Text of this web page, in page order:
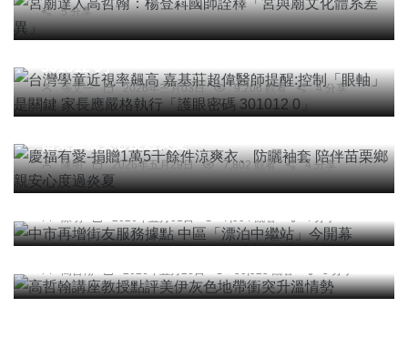
5 分享
台灣學童近視率飆高 嘉基莊超偉醫師提醒:控制
「眼軸」是關鍵 家長應嚴格執行「護眼密碼
張文一 2026年三月03日 9,206 觀看 4 分享
社會 綜合新聞 文教 科技新知
慶福有愛-捐贈1萬5千餘件涼爽衣、防曬袖套 陪伴
陳明 2026年五月29日 7,802 觀看 4 分享
社會 綜合新聞 健康
中市再增街友服務據點 中區「漂泊中繼站」今開幕
專欄
高哲翰講座教授點評美伊灰色地帶衝突升溫情勢
高哲翰 2026年五月28日 50,525 觀看 5 分享